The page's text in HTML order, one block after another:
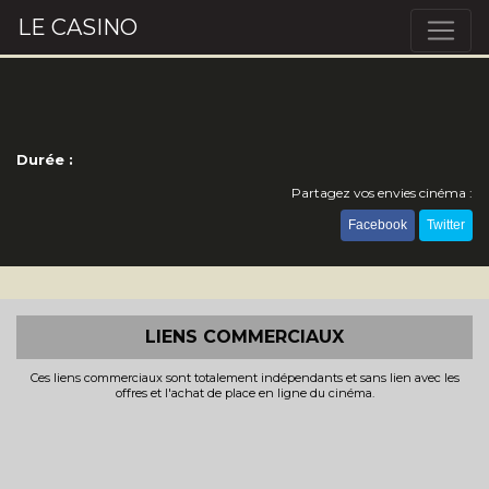
LE CASINO
Durée :
Partagez vos envies cinéma :
Facebook Twitter
LIENS COMMERCIAUX
Ces liens commerciaux sont totalement indépendants et sans lien avec les
offres et l'achat de place en ligne du cinéma.